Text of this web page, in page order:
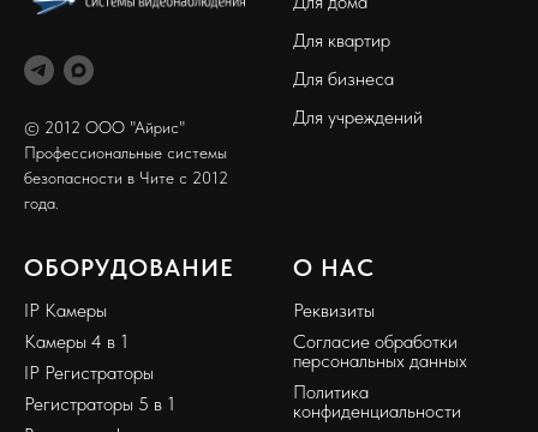
© 2012 ООО "Айрис"
Профессиональные системы
безопасности в Чите с 2012
года.
Для квартир
Для бизнеса
Для учреждений
ОБОРУДОВАНИЕ
IP Камеры
Камеры 4 в 1
IP Регистраторы
Регистраторы 5 в 1
О НАС
Реквизиты
Согласие обработки
персональных данных
Политика
конфиденциальности